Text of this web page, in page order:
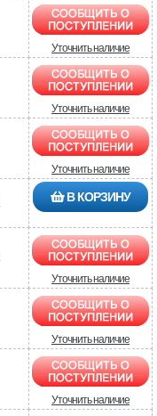
Уточнить наличие
Уточнить наличие
Уточнить наличие
В КОРЗИНУ
Уточнить наличие
Уточнить наличие
Уточнить наличие